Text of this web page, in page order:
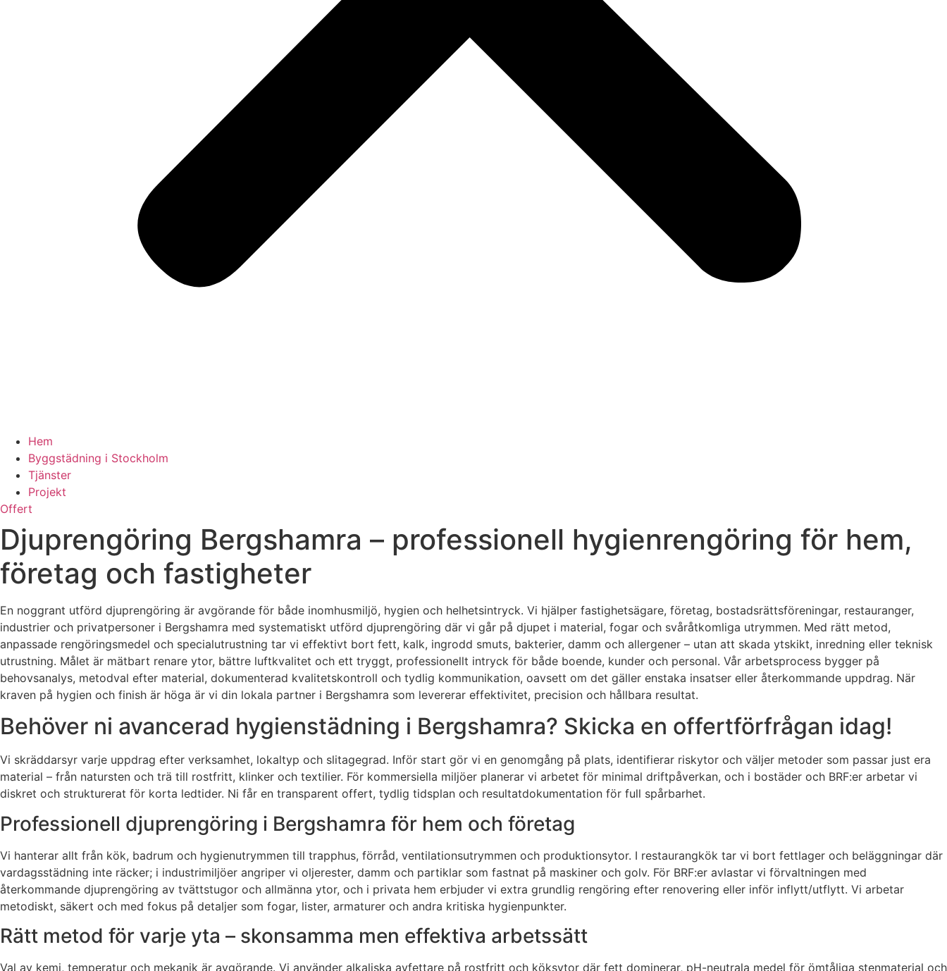
Hem
Byggstädning i Stockholm
Tjänster
Projekt
Offert
Djuprengöring Bergshamra – professionell hygienrengöring för hem,
företag och fastigheter
En noggrant utförd djuprengöring är avgörande för både inomhusmiljö, hygien och helhetsintryck. Vi hjälper fastighetsägare, företag, bostadsrättsföreningar, restauranger,
industrier och privatpersoner i Bergshamra med systematiskt utförd djuprengöring där vi går på djupet i material, fogar och svåråtkomliga utrymmen. Med rätt metod,
anpassade rengöringsmedel och specialutrustning tar vi effektivt bort fett, kalk, ingrodd smuts, bakterier, damm och allergener – utan att skada ytskikt, inredning eller teknisk
utrustning. Målet är mätbart renare ytor, bättre luftkvalitet och ett tryggt, professionellt intryck för både boende, kunder och personal. Vår arbetsprocess bygger på
behovsanalys, metodval efter material, dokumenterad kvalitetskontroll och tydlig kommunikation, oavsett om det gäller enstaka insatser eller återkommande uppdrag. När
kraven på hygien och finish är höga är vi din lokala partner i Bergshamra som levererar effektivitet, precision och hållbara resultat.
Behöver ni avancerad hygienstädning i Bergshamra? Skicka en offertförfrågan idag!
Vi skräddarsyr varje uppdrag efter verksamhet, lokaltyp och slitagegrad. Inför start gör vi en genomgång på plats, identifierar riskytor och väljer metoder som passar just era
material – från natursten och trä till rostfritt, klinker och textilier. För kommersiella miljöer planerar vi arbetet för minimal driftpåverkan, och i bostäder och BRF:er arbetar vi
diskret och strukturerat för korta ledtider. Ni får en transparent offert, tydlig tidsplan och resultatdokumentation för full spårbarhet.
Professionell djuprengöring i Bergshamra för hem och företag
Vi hanterar allt från kök, badrum och hygienutrymmen till trapphus, förråd, ventilationsutrymmen och produktionsytor. I restaurangkök tar vi bort fettlager och beläggningar där
vardagsstädning inte räcker; i industrimiljöer angriper vi oljerester, damm och partiklar som fastnat på maskiner och golv. För BRF:er avlastar vi förvaltningen med
återkommande djuprengöring av tvättstugor och allmänna ytor, och i privata hem erbjuder vi extra grundlig rengöring efter renovering eller inför inflytt/utflytt. Vi arbetar
metodiskt, säkert och med fokus på detaljer som fogar, lister, armaturer och andra kritiska hygienpunkter.
Rätt metod för varje yta – skonsamma men effektiva arbetssätt
Val av kemi, temperatur och mekanik är avgörande. Vi använder alkaliska avfettare på rostfritt och köksytor där fett dominerar, pH-neutrala medel för ömtåliga stenmaterial och